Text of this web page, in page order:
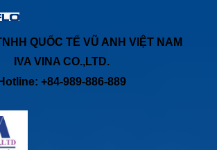
QUỐC TẾ VŨ ANH VIỆT NAM
IVA VINA CO.,LTD.
Hotline: +84-989-886-889